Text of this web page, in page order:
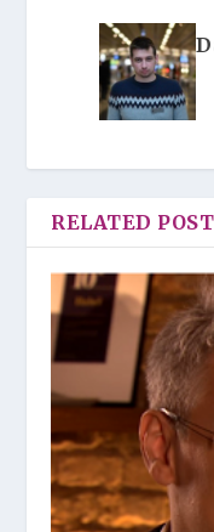
RELATED